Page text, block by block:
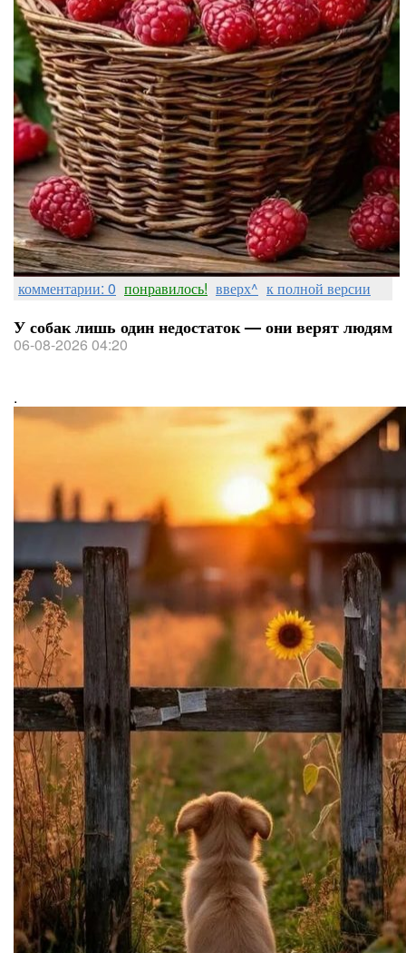
комментарии: 0 понравилось! вверх^ к полной версии
У собак лишь один недостаток — они верят людям
06-08-2026 04:20
.